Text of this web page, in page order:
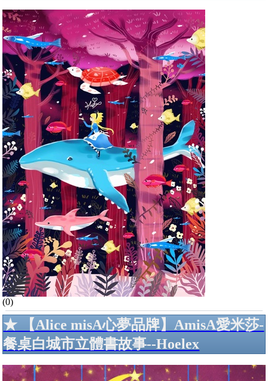
(0)
★ 【Alice misA心夢品牌】AmisA愛米莎-
餐桌白城市立體書故事--Hoelex